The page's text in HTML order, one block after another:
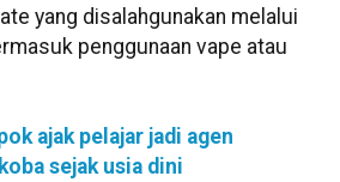
yang disalahgunakan melalui
penggunaan vape atau
ajak pelajar jadi agen
sejak usia dini